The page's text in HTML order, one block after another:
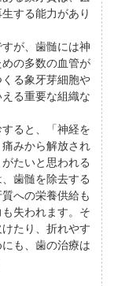
する能力があり
が、歯髄には神
の多数の血管が
る象牙芽細胞や
る重要な組織な
ると、「神経を
みから解放され
たいと思われる
歯髄を除去する
への栄養供給も
失われます。そ
たり、折れやす
も、歯の治療は